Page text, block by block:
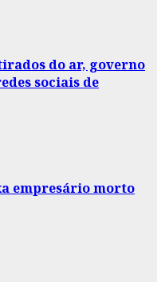
do ar, governo
sociais de
empresário morto